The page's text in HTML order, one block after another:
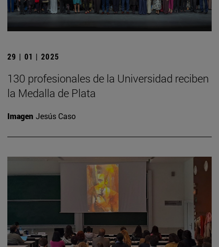
29 | 01 | 2025
130 profesionales de la Universidad reciben
la Medalla de Plata
Imagen Jesús Caso